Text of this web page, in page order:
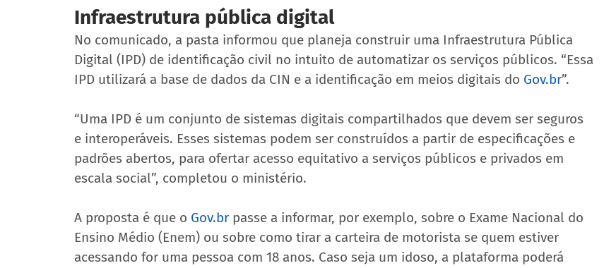
Infraestrutura pública digital
No comunicado, a pasta informou que planeja construir uma Infraestrutura Pública
Digital (IPD) de identificação civil no intuito de automatizar os serviços públicos. “Essa
IPD utilizará a base de dados da CIN e a identificação em meios digitais do Gov.br”.
“Uma IPD é um conjunto de sistemas digitais compartilhados que devem ser seguros
e interoperáveis. Esses sistemas podem ser construídos a partir de especificações e
padrões abertos, para ofertar acesso equitativo a serviços públicos e privados em
escala social”, completou o ministério.
A proposta é que o Gov.br passe a informar, por exemplo, sobre o Exame Nacional do
Ensino Médio (Enem) ou sobre como tirar a carteira de motorista se quem estiver
acessando for uma pessoa com 18 anos. Caso seja um idoso, a plataforma poderá